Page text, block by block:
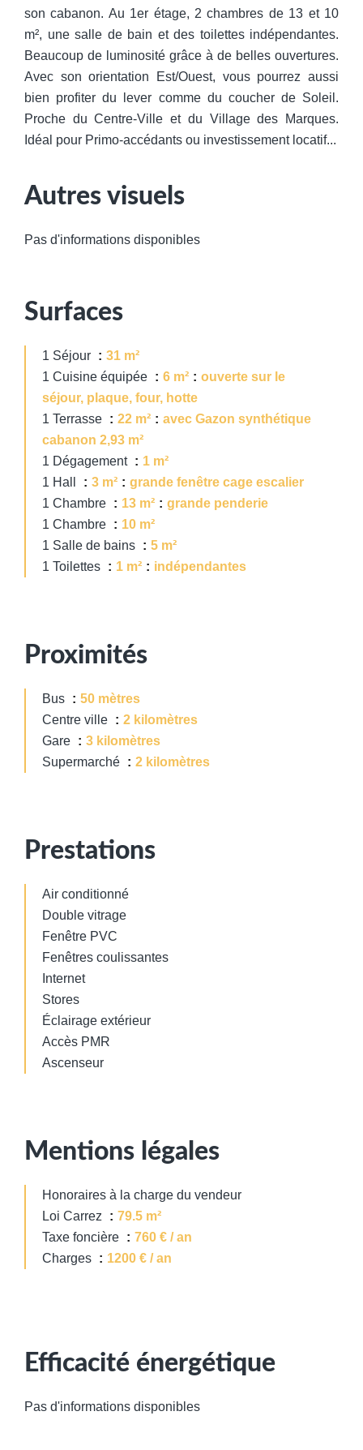
son cabanon. Au 1er étage, 2 chambres de 13 et 10
m², une salle de bain et des toilettes indépendantes.
Beaucoup de luminosité grâce à de belles ouvertures.
Avec son orientation Est/Ouest, vous pourrez aussi
bien profiter du lever comme du coucher de Soleil.
Proche du Centre-Ville et du Village des Marques.
Idéal pour Primo-accédants ou investissement locatif...
Autres visuels
Pas d'informations disponibles
Surfaces
1 Séjour
31 m²
1 Cuisine équipée
6 m²
ouverte sur le
séjour, plaque, four, hotte
1 Terrasse
22 m²
avec Gazon synthétique
cabanon 2,93 m²
1 Dégagement
1 m²
1 Hall
3 m²
grande fenêtre cage escalier
1 Chambre
13 m²
grande penderie
1 Chambre
10 m²
1 Salle de bains
5 m²
1 Toilettes
1 m² indépendantes
Proximités
Bus
50 mètres
Centre ville
2 kilomètres
Gare
3 kilomètres
Supermarché
2 kilomètres
Prestations
Air conditionné
Double vitrage
Fenêtre PVC
Fenêtres coulissantes
Internet
Stores
Éclairage extérieur
Accès PMR
Ascenseur
Mentions légales
Honoraires à la charge du vendeur
Loi Carrez
79.5 m²
Taxe foncière
760 € / an
Charges
1200 € / an
Efficacité énergétique
Pas d'informations disponibles